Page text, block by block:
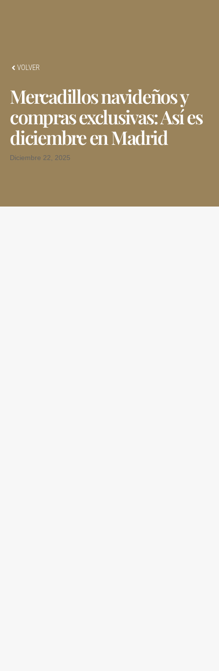
VOLVER
Mercadillos navideños y
compras exclusivas: Así es
diciembre en Madrid
Diciembre 22, 2025